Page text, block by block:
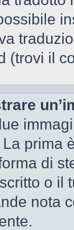
(trovi il
prima
di
o il
nota